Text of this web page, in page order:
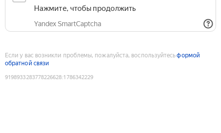
Нажмите, чтобы продолжить
Yandex SmartCaptcha
Если у вас возникли проблемы, пожалуйста, воспользуйтесьформой
обратной связи
9198933283778226628:1786342229